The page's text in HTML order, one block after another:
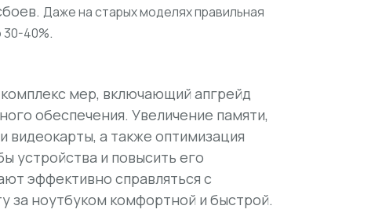
Даже на старых моделях правильная
30-40%.
мер, включающий апгрейд
обеспечения. Увеличение памяти,
видеокарты, а также оптимизация
устройства и повысить его
эффективно справляться с
за ноутбуком комфортной и быстрой.